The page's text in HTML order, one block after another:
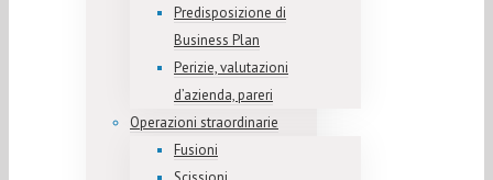
Predisposizione di
Business Plan
Perizie, valutazioni
d’azienda, pareri
Operazioni straordinarie
Fusioni